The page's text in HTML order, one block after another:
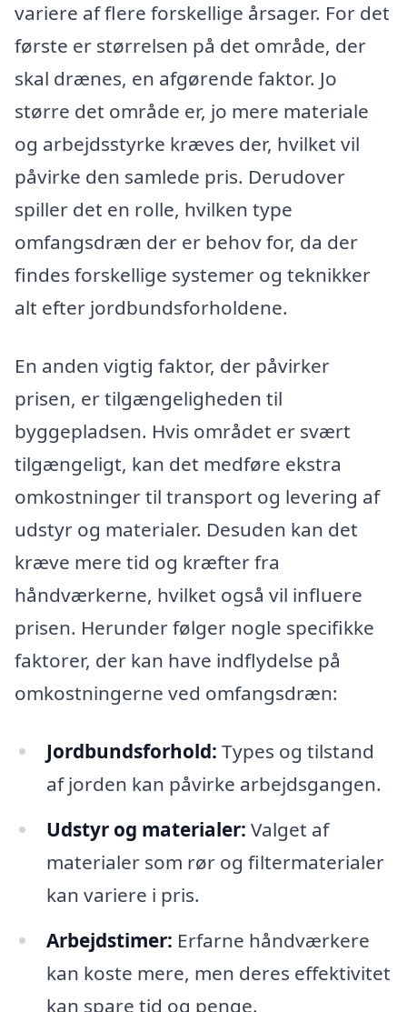
variere af flere forskellige årsager. For det
første er størrelsen på det område, der
skal drænes, en afgørende faktor. Jo
større det område er, jo mere materiale
og arbejdsstyrke kræves der, hvilket vil
påvirke den samlede pris. Derudover
spiller det en rolle, hvilken type
omfangsdræn der er behov for, da der
findes forskellige systemer og teknikker
alt efter jordbundsforholdene.
En anden vigtig faktor, der påvirker
prisen, er tilgængeligheden til
byggepladsen. Hvis området er svært
tilgængeligt, kan det medføre ekstra
omkostninger til transport og levering af
udstyr og materialer. Desuden kan det
kræve mere tid og kræfter fra
håndværkerne, hvilket også vil influere
prisen. Herunder følger nogle specifikke
faktorer, der kan have indflydelse på
omkostningerne ved omfangsdræn:
Jordbundsforhold: Types og tilstand
af jorden kan påvirke arbejdsgangen.
Udstyr og materialer: Valget af
materialer som rør og filtermaterialer
kan variere i pris.
Arbejdstimer: Erfarne håndværkere
kan koste mere, men deres effektivitet
kan spare tid og penge.